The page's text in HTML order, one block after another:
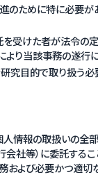
ために特に必要が
受けた者が法令の
より当該事務の遂行
究目的で取り扱う
情報の取扱いの全
社等）に委託する
および必要かつ適切